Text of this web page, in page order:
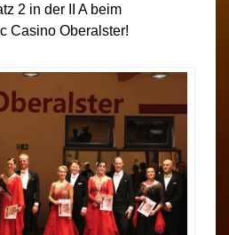
2 in der II A beim
Casino Oberalster!